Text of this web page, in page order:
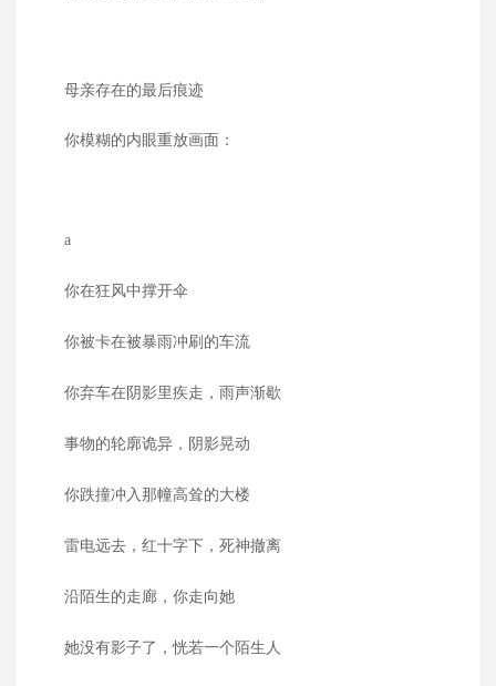
母亲存在的最后痕迹
你模糊的内眼重放画面：
a
你在狂风中撑开伞
你被卡在被暴雨冲刷的车流
你弃车在阴影里疾走，雨声渐歇
事物的轮廓诡异，阴影晃动
你跌撞冲入那幢高耸的大楼
雷电远去，红十字下，死神撤离
沿陌生的走廊，你走向她
她没有影子了，恍若一个陌生人